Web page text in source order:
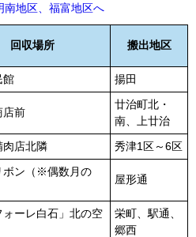
南地区、福富地区へ
回収場所 搬出地区
館 揚田
店前
廿治町北・
南、上廿治
肉店北隣 秀津1区～6区
ボン（※偶数月の
屋形通
ォーレ白石」北の空
栄町、駅通、
郷西